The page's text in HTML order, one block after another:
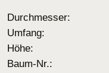
Durchmesser:
Umfang:
Höhe:
Baum-Nr.: